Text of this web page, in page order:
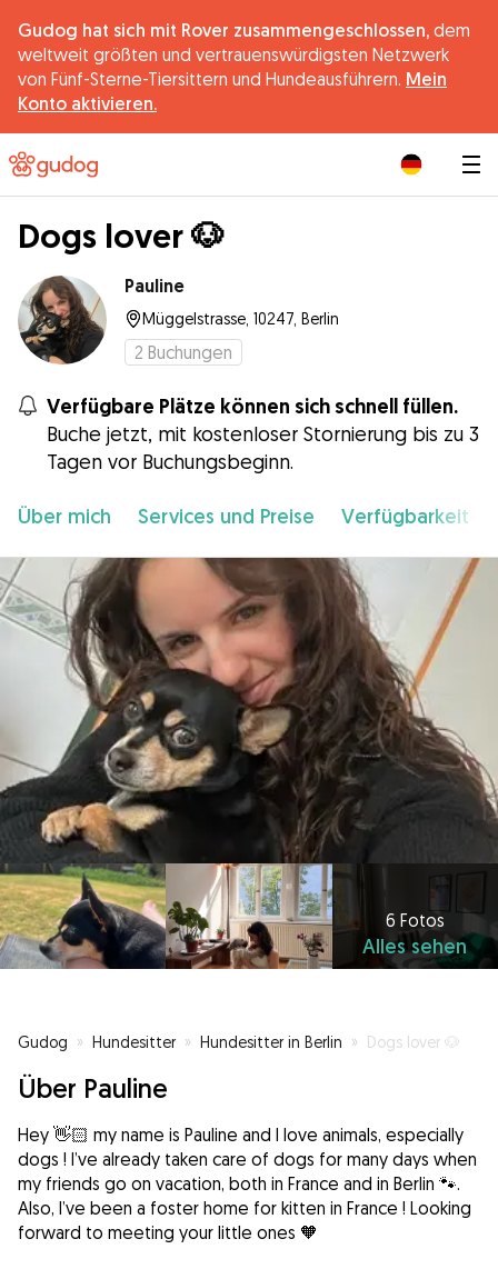
Gudog hat sich mit Rover zusammengeschlossen, dem
weltweit größten und vertrauenswürdigsten Netzwerk
von Fünf-Sterne-Tiersittern und Hundeausführern. Mein
Konto aktivieren.
Dogs lover 🐶
Pauline
Müggelstrasse, 10247, Berlin
2 Buchungen
Verfügbare Plätze können sich schnell füllen.
Buche jetzt, mit kostenloser Stornierung bis zu 3
Tagen vor Buchungsbeginn.
Über mich Services und Preise Verfügbarkeit
6 Fotos
Alles sehen
Gudog » Hundesitter » Hundesitter in Berlin » Dogs lover 🐶
Über Pauline
Hey 👋🏻 my name is Pauline and I love animals, especially
dogs ! I’ve already taken care of dogs for many days when
my friends go on vacation, both in France and in Berlin 🐾.
Also, I’ve been a foster home for kitten in France ! Looking
forward to meeting your little ones 🧡